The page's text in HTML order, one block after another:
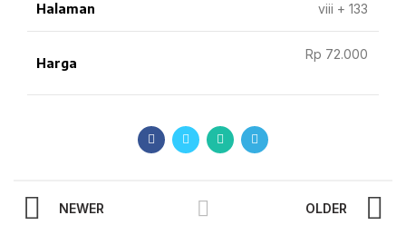
Halaman viii + 133
Harga
Rp 72.000
NEWER OLDER